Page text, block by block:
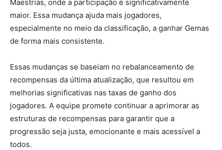
Maestrias, onde a participação é significativamente
maior. Essa mudança ajuda mais jogadores,
especialmente no meio da classificação, a ganhar Gemas
de forma mais consistente.
Essas mudanças se baseiam no rebalanceamento de
recompensas da última atualização, que resultou em
melhorias significativas nas taxas de ganho dos
jogadores. A equipe promete continuar a aprimorar as
estruturas de recompensas para garantir que a
progressão seja justa, emocionante e mais acessível a
todos.